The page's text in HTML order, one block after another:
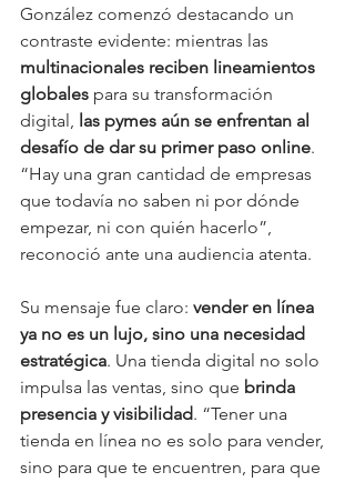
González comenzó destacando un
contraste evidente: mientras las
multinacionales reciben lineamientos
globales para su transformación
digital, las pymes aún se enfrentan al
desafío de dar su primer paso online.
“Hay una gran cantidad de empresas
que todavía no saben ni por dónde
empezar, ni con quién hacerlo”,
reconoció ante una audiencia atenta.
Su mensaje fue claro: vender en línea
ya no es un lujo, sino una necesidad
estratégica. Una tienda digital no solo
impulsa las ventas, sino que brinda
presencia y visibilidad. “Tener una
tienda en línea no es solo para vender,
sino para que te encuentren, para que